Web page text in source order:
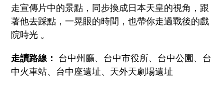
走宣傳片中的景點，同步換成日本天皇的視角，跟
著他去踩點，一晃眼的時間，也帶你走過戰後的戲
院時光 。
走讀路線： 台中州廳、台中市役所、台中公園、台
中火車站、台中座遺址、天外天劇場遺址